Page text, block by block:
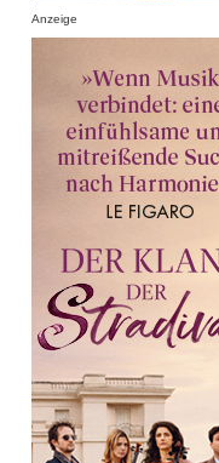
Anzeige